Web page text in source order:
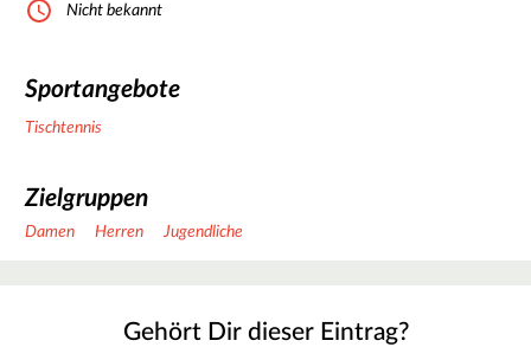
Nicht bekannt
Sportangebote
Tischtennis
Zielgruppen
Damen Herren Jugendliche
Gehört Dir dieser Eintrag?